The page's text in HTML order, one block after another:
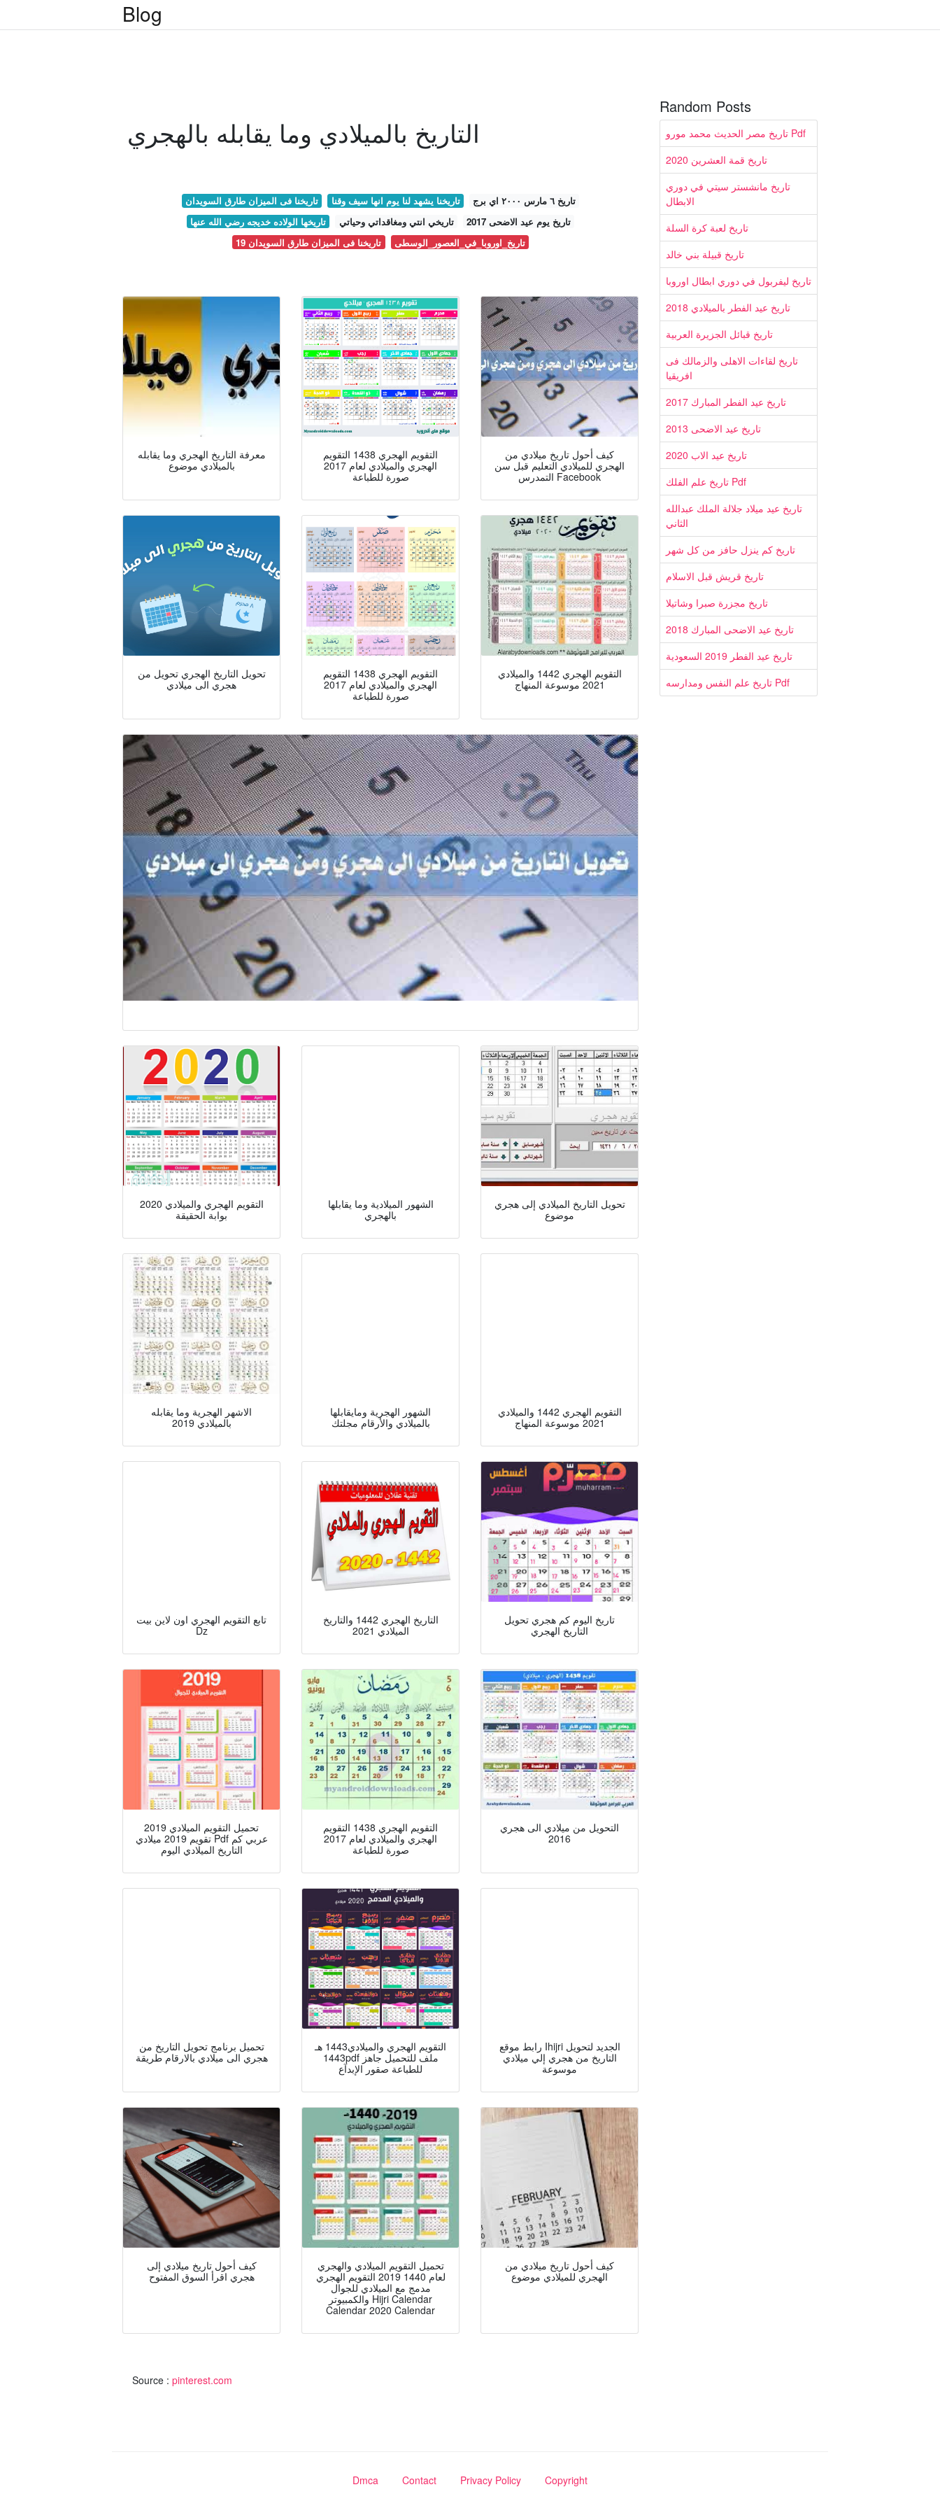
Blog
التاريخ بالميلادي وما يقابله بالهجري
تاريخنا فى الميزان طارق السويدان تاريخنا يشهد لنا يوم انها سيف وقنا
تاريخ ٦ مارس ٢٠٠٠ اي برج
تاريخها الولاده خديجه رضي الله عنها
تاريخي انتي ومغاقداتي وحياتي
تاريخ يوم عيد الاضحى 2017
تاريخنا فى الميزان طارق السويدان 19
تاريخ_اوروبا_في_العصور_الوسطى
معرفة التاريخ الهجري وما يقابله
بالميلادي موضوع
التقويم الهجري 1438 التقويم
الهجري والميلادي لعام 2017
صورة للطباعة
كيف أحول تاريخ ميلادي من
الهجري للميلادي التعليم قبل سن
التمدرس Facebook
تحويل التاريخ الهجري تحويل من
هجري الى ميلادي
التقويم الهجري 1438 التقويم
الهجري والميلادي لعام 2017
صورة للطباعة
التقويم الهجري 1442 والميلادي
2021 موسوعة المنهاج
التقويم الهجري والميلادي 2020
بوابة الحقيقة
الشهور الميلادية وما يقابلها
بالهجري
تحويل التاريخ الميلادي إلى هجري
موضوع
الاشهر الهجرية وما يقابله
بالميلادي 2019
الشهور الهجرية ومايقابلها
بالميلادي والأرقام مجلتك
التقويم الهجري 1442 والميلادي
2021 موسوعة المنهاج
تابع التقويم الهجري اون لاين بيت
Dz
التاريخ الهجري 1442 والتاريخ
الميلادي 2021
تاريخ اليوم كم هجري تحويل
التاريخ الهجري
تحميل التقويم الميلادي 2019
تقويم 2019 ميلادي Pdf عربي كم
التاريخ الميلادي اليوم
التقويم الهجري 1438 التقويم
الهجري والميلادي لعام 2017
صورة للطباعة
التحويل من ميلادي الى هجري
2016
تحميل برنامج تحويل التاريخ من
هجري الى ميلادي بالارقام طريقة
التقويم الهجري والميلادي1443 هـ
1443pdf ملف للتحميل جاهز
للطباعة صقور الإبدآع
رابط موقع Ihijri الجديد لتحويل
التاريخ من هجري إلي ميلادي
موسوعة
كيف أحول تاريخ ميلادي إلى
هجري اقرأ السوق المفتوح
تحميل التقويم الميلادي والهجري
لعام 1440 2019 التقويم الهجري
مدمج مع الميلادي للجوال
والكمبيوتر Hijri Calendar
Calendar 2020 Calendar
كيف أحول تاريخ ميلادي من
الهجري للميلادي موضوع
Source : pinterest.com
Random Posts
تاريخ مصر الحديث محمد مورو Pdf
تاريخ قمة العشرين 2020
تاريخ مانشستر سيتي في دوري
الابطال
تاريخ لعبة كرة السلة
تاريخ قبيلة بني خالد
تاريخ ليفربول في دوري ابطال اوروبا
تاريخ عيد الفطر بالميلادي 2018
تاريخ قبائل الجزيرة العربية
تاريخ لقاءات الاهلى والزمالك فى
افريقيا
تاريخ عيد الفطر المبارك 2017
تاريخ عيد الاضحى 2013
تاريخ عيد الاب 2020
تاريخ علم الفلك Pdf
تاريخ عيد ميلاد جلالة الملك عبدالله
الثاني
تاريخ كم ينزل حافز من كل شهر
تاريخ قريش قبل الاسلام
تاريخ مجزرة صبرا وشاتيلا
تاريخ عيد الاضحى المبارك 2018
تاريخ عيد الفطر 2019 السعودية
تاريخ علم النفس ومدارسه Pdf
Dmca Contact Privacy Policy Copyright